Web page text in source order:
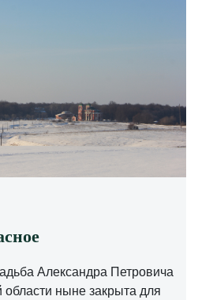
Александра Петровича
ныне закрыта для